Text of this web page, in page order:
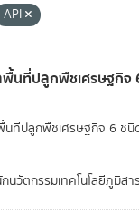
API
นที่ปลูกพืชเศรษฐกิจ
นที่ปลูกพืชเศรษฐกิจ 6 ชนิ
นวัตกรรมเทคโนโลยีภูมิสา